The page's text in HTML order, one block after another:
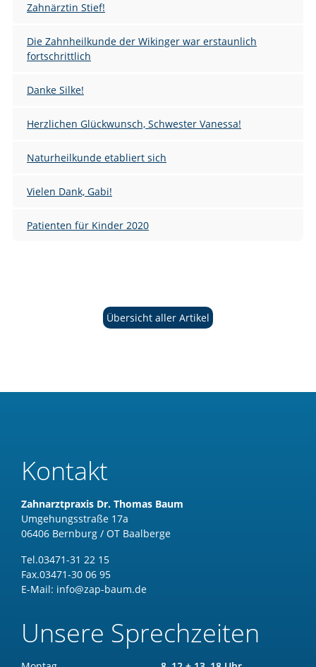
Zahnärztin Stief!
Die Zahnheilkunde der Wikinger war erstaunlich
fortschrittlich
Danke Silke!
Herzlichen Glückwunsch, Schwester Vanessa!
Naturheilkunde etabliert sich
Vielen Dank, Gabi!
Patienten für Kinder 2020
Übersicht aller Artikel
Kontakt
Zahnarztpraxis Dr. Thomas Baum
Umgehungsstraße 17a
06406 Bernburg / OT Baalberge
Tel.03471-31 22 15
Fax.03471-30 06 95
E-Mail: info@zap-baum.de
Unsere Sprechzeiten